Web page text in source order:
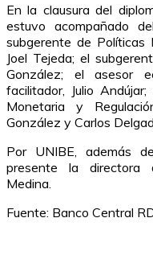
En la clausura del
estuvo acompañado
subgerente de Políticas
Joel Tejeda; el
González; el asesor
facilitador, Julio
Monetaria y
González y Carlos
Por UNIBE, además
presente la directora
Medina.
Fuente: Banco Central